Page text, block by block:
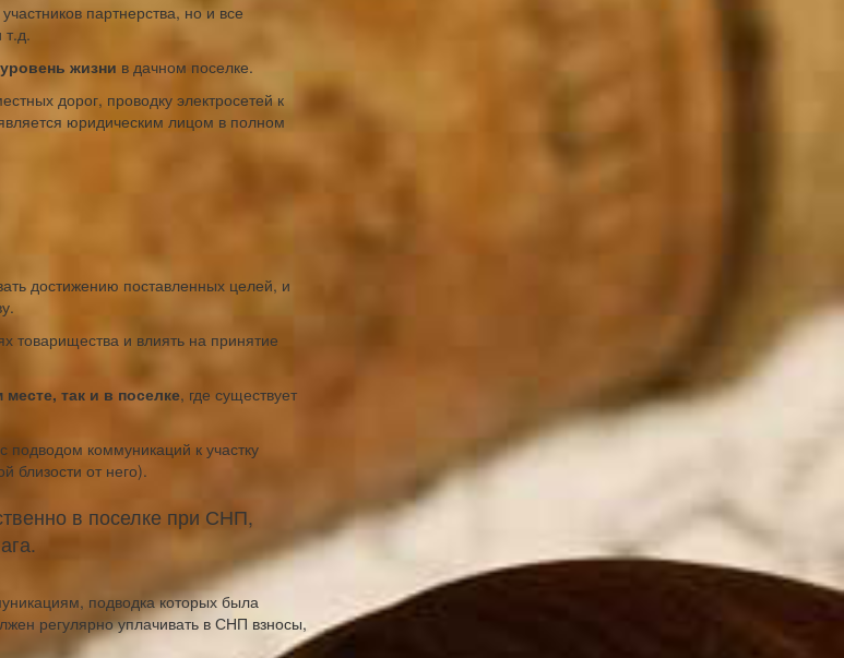
партнерства, но и все
т.д.
жизни в дачном поселке.
дорог, проводку электросетей к
юридическим лицом в полном
достижению поставленных целей, и
товарищества и влиять на принятие
так и в поселке, где существует
коммуникаций к участку
близости от него).
в поселке при СНП,
подводка которых была
регулярно уплачивать в СНП взносы,